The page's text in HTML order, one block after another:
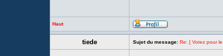
Haut
tiede Sujet du message: Re: [ Votez pour